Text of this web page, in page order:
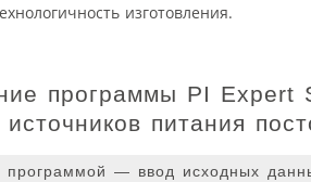
изготовления.
программы PI Expert
питания
— ввод исходных